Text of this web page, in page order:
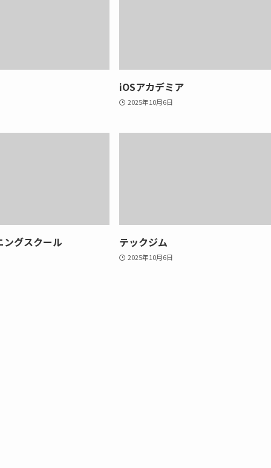
iOSアカデミア
2025年10月6日
ングスクール テックジム
2025年10月6日